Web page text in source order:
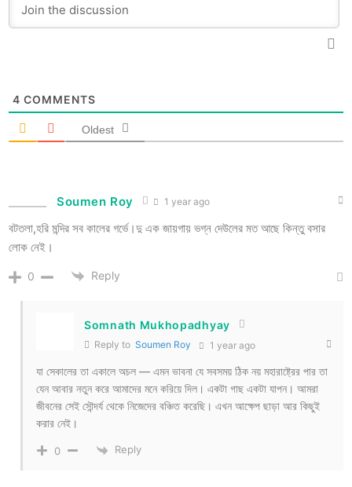
4 COMMENTS
Oldest
Soumen Roy 1 year ago
বটতলা,হরি মন্দির সব কালের গর্ভে।দু এক জায়গায় ভগ্ন দেউলের মত আছে কিন্তু বসার
লোক নেই।
0 Reply
Somnath Mukhopadhyay
Reply to Soumen Roy 1 year ago
যা সেকালের তা একালে অচল — এমন ভাবনা যে সবসময় ঠিক নয় মহারাষ্ট্রের পার তা
যেন আবার নতুন করে আমাদের মনে করিয়ে দিল। একটা গাছ একটা যাপন। আমরা
জীবনের সেই সৌন্দর্য থেকে নিজেদের বঞ্চিত করেছি। এখন আক্ষেপ ছাড়া আর কিছুই
করার নেই।
0 Reply